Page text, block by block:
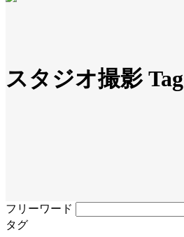
スタジオ撮影 Tag
フリーワード
タグ